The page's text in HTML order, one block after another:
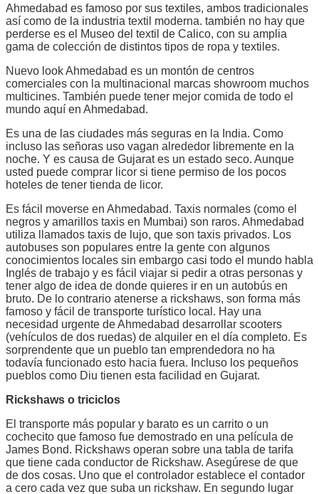
Ahmedabad es famoso por sus textiles, ambos tradicionales
así como de la industria textil moderna. también no hay que
perderse es el Museo del textil de Calico, con su amplia
gama de colección de distintos tipos de ropa y textiles.
Nuevo look Ahmedabad es un montón de centros
comerciales con la multinacional marcas showroom muchos
multicines. También puede tener mejor comida de todo el
mundo aquí en Ahmedabad.
Es una de las ciudades más seguras en la India. Como
incluso las señoras uso vagan alrededor libremente en la
noche. Y es causa de Gujarat es un estado seco. Aunque
usted puede comprar licor si tiene permiso de los pocos
hoteles de tener tienda de licor.
Es fácil moverse en Ahmedabad. Taxis normales (como el
negros y amarillos taxis en Mumbai) son raros. Ahmedabad
utiliza llamados taxis de lujo, que son taxis privados. Los
autobuses son populares entre la gente con algunos
conocimientos locales sin embargo casi todo el mundo habla
Inglés de trabajo y es fácil viajar si pedir a otras personas y
tener algo de idea de donde quieres ir en un autobús en
bruto. De lo contrario atenerse a rickshaws, son forma más
famoso y fácil de transporte turístico local. Hay una
necesidad urgente de Ahmedabad desarrollar scooters
(vehículos de dos ruedas) de alquiler en el día completo. Es
sorprendente que un pueblo tan emprendedora no ha
todavía funcionado esto hacia fuera. Incluso los pequeños
pueblos como Diu tienen esta facilidad en Gujarat.
Rickshaws o triciclos
El transporte más popular y barato es un carrito o un
cochecito que famoso fue demostrado en una película de
James Bond. Rickshaws operan sobre una tabla de tarifa
que tiene cada conductor de Rickshaw. Asegúrese de que
de dos cosas. Uno que el controlador establece el contador
a cero cada vez que suba un rickshaw. En segundo lugar